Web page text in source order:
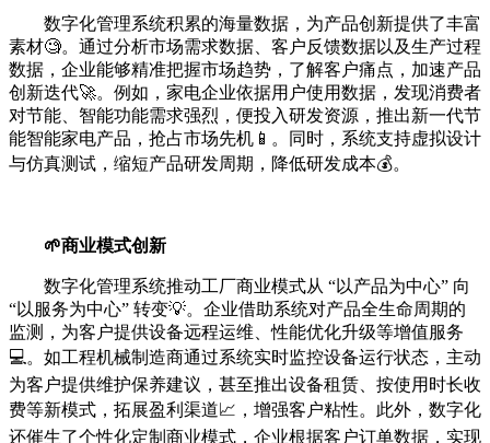
数字化管理系统积累的海量数据，为产品创新提供了丰富
素材🧐。通过分析市场需求数据、客户反馈数据以及生产过程
数据，企业能够精准把握市场趋势，了解客户痛点，加速产品
创新迭代🚀。例如，家电企业依据用户使用数据，发现消费者
对节能、智能功能需求强烈，便投入研发资源，推出新一代节
能智能家电产品，抢占市场先机📱。同时，系统支持虚拟设计
与仿真测试，缩短产品研发周期，降低研发成本💰。
🌱商业模式创新
数字化管理系统推动工厂商业模式从 “以产品为中心” 向
“以服务为中心” 转变💡。企业借助系统对产品全生命周期的
监测，为客户提供设备远程运维、性能优化升级等增值服务
💻。如工程机械制造商通过系统实时监控设备运行状态，主动
为客户提供维护保养建议，甚至推出设备租赁、按使用时长收
费等新模式，拓展盈利渠道📈，增强客户粘性。此外，数字化
还催生了个性化定制商业模式，企业根据客户订单数据，实现